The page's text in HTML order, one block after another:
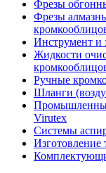
Фрезы
Фрезы
Инструмент и
Жидкости
Ручные
Шланги
Virutex
Системы
Изготовление